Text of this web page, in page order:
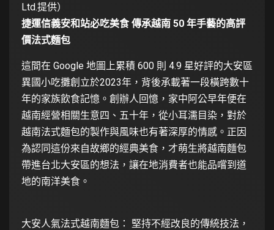
Ltd.提供）
捷運信義安和站必吃美食 傳承越南 50 年手藝的高評
價法式麵包
這間在 Google 地圖上累積 600 則 4.9 星好評的大安區
異國小吃攤創立於2023年，背後承載著一段橫跨數十
年的家族飲食記憶。創辦人回憶，家中阿公早年便在
越南經營相關生意四、五十年，從小耳濡目染，對於
越南法式麵包的製作與風味也有著深厚的情感。正因
為認同這份來自故鄉的經典美食，才萌生將越南麵包
帶進台北大安區的想法，讓在地消費者也能品嚐到道
地的南洋美食。
大安人氣法式越南麵包： 堅持不經改良的傳統技法，